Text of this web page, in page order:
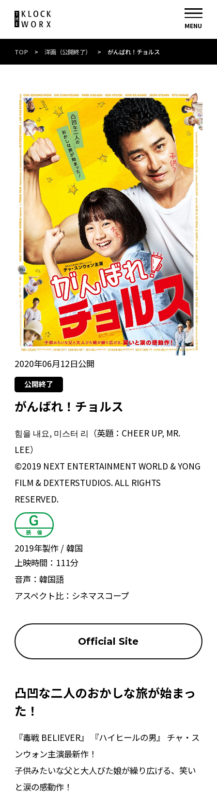
TOP > 洋画（公開終了） > がんばれ！チョルス
2020年06月12日公開
公開終了
がんばれ！チョルス
힘을 내요, 미스터 리（英題：CHEER UP, MR.
LEE）
©2019 NEXT ENTERTAINMENT WORLD & YONG
FILM & DEXTERSTUDIOS. ALL RIGHTS
RESERVED.
2019年製作
韓国
上映時間： 111分
音声： 韓国語
アスペクト比： シネマスコープ
Official Site
凸凹な二人のおかしな旅が始まっ
た！
『毒戦 BELIEVER』 『ハイヒールの男』 チャ・ス
ンウォン主演最新作！
子供みたいな父と大人びた娘が繰り広げる、笑い
と涙の感動作！